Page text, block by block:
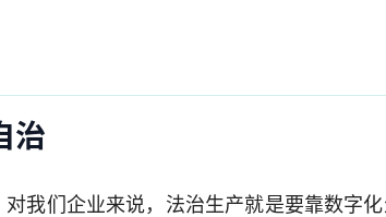
治
我们企业来说，法治生产就是要靠数字